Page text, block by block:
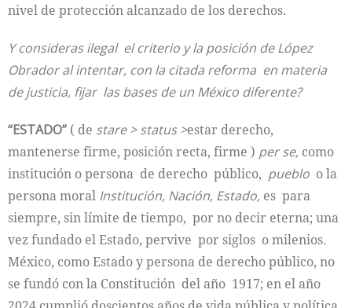
nivel de protección alcanzado de los derechos.
Y consideras ilegal el criterio y la posición de López
Obrador al intentar, con la citada reforma en materia
de justicia, fijar las bases de un México diferente?
“ESTADO” ( de stare > status >estar derecho,
mantenerse firme, posición recta, firme ) per se, como
institución o persona de derecho público, pueblo o la
persona moral Institución, Nación, Estado, es para
siempre, sin límite de tiempo, por no decir eterna; una
vez fundado el Estado, pervive por siglos o milenios.
México, como Estado y persona de derecho público, no
se fundó con la Constitución del año 1917; en el año